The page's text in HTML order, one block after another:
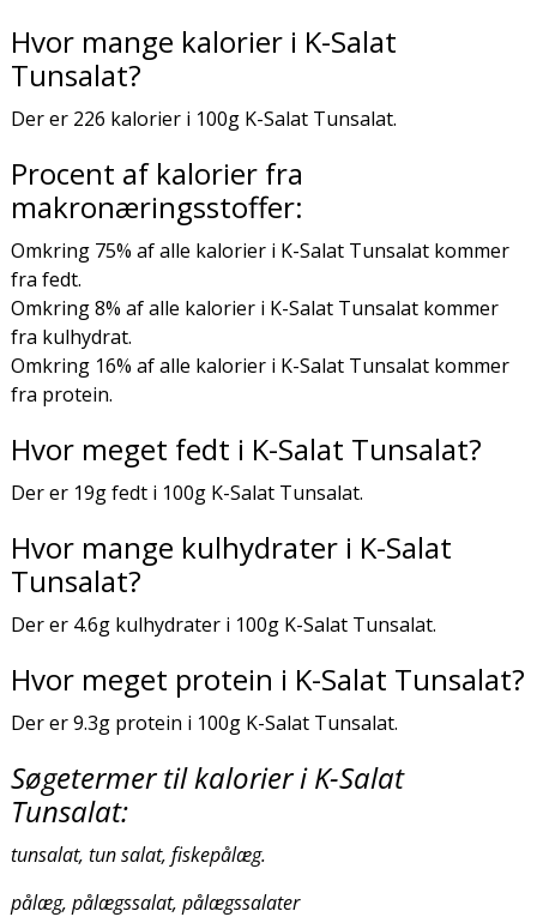
Hvor mange kalorier i K-Salat
Tunsalat?
Der er 226 kalorier i 100g K-Salat Tunsalat.
Procent af kalorier fra
makronæringsstoffer:
Omkring 75% af alle kalorier i K-Salat Tunsalat kommer
fra fedt.
Omkring 8% af alle kalorier i K-Salat Tunsalat kommer
fra kulhydrat.
Omkring 16% af alle kalorier i K-Salat Tunsalat kommer
fra protein.
Hvor meget fedt i K-Salat Tunsalat?
Der er 19g fedt i 100g K-Salat Tunsalat.
Hvor mange kulhydrater i K-Salat
Tunsalat?
Der er 4.6g kulhydrater i 100g K-Salat Tunsalat.
Hvor meget protein i K-Salat Tunsalat?
Der er 9.3g protein i 100g K-Salat Tunsalat.
Søgetermer til kalorier i K-Salat
Tunsalat:
tunsalat, tun salat, fiskepålæg.
pålæg, pålægssalat, pålægssalater